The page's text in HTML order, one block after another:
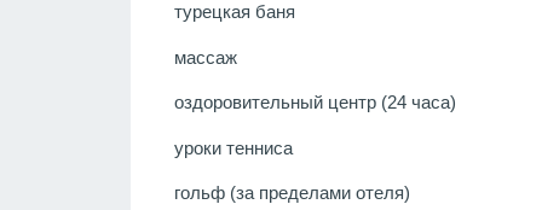
турецкая баня
массаж
оздоровительный центр (24 часа)
уроки тенниса
гольф (за пределами отеля)